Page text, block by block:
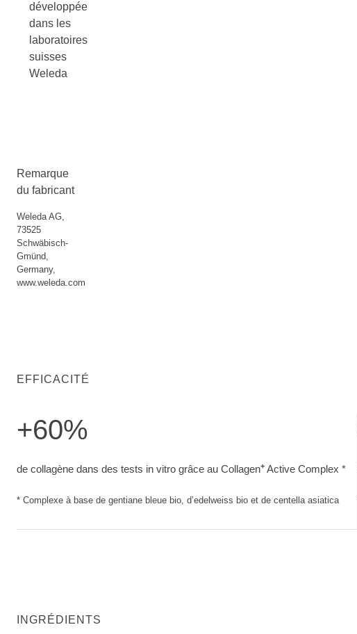
développée
dans les
laboratoires
suisses
Weleda
Remarque
du fabricant
Weleda AG,
73525
Schwäbisch-
Gmünd,
Germany,
www.weleda.com
EFFICACITÉ
+60%
de collagène dans des tests in vitro grâce au Collagen+ Active Complex *
* Complexe à base de gentiane bleue bio, d’edelweiss bio et de centella asiatica
INGRÉDIENTS